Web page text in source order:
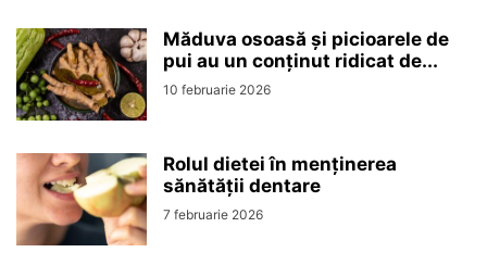
Măduva osoasă și picioarele de
pui au un conținut ridicat de...
10 februarie 2026
Rolul dietei în menținerea
sănătății dentare
7 februarie 2026